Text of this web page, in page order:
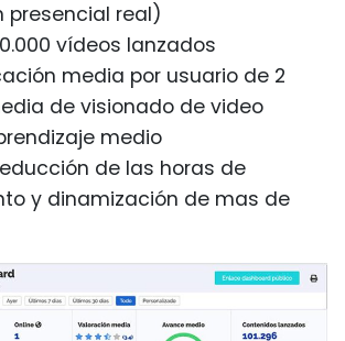
presencial real)
vídeos lanzados
media por usuario de 2
de visionado de video
medio
de las horas de
y dinamización de mas de